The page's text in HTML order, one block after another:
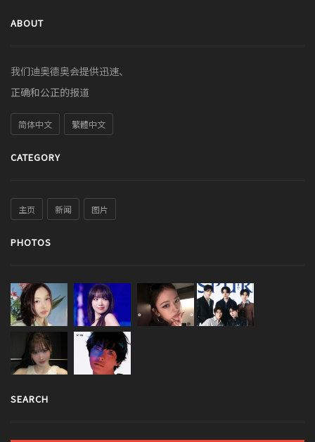
ABOUT
我们迪奥德奥会提供迅速、
正确和公正的报道
简体中文 繁體中文
CATEGORY
主页 新闻 图片
PHOTOS
SEARCH